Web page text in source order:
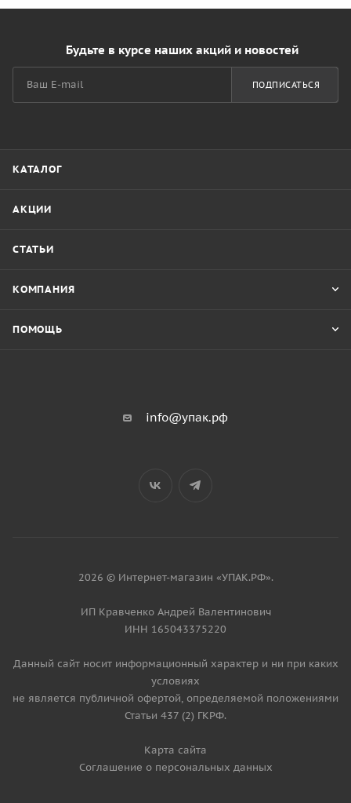
Будьте в курсе наших акций и новостей
ПОДПИСАТЬСЯ
КАТАЛОГ
АКЦИИ
СТАТЬИ
КОМПАНИЯ
ПОМОЩЬ
info@упак.рф
2026 © Интернет-магазин «УПАК.РФ».
ИП Кравченко Андрей Валентинович
ИНН 165043375220
Данный сайт носит информационный характер и ни при каких
условиях
не является публичной офертой, определяемой положениями
Статьи 437 (2) ГКРФ.
Карта сайта
Соглашение о персональных данных